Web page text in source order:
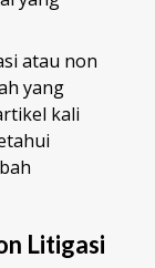
atau non
yang
kali
Litigasi